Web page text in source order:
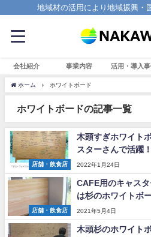
地域材の活用により地域振興・
会社紹介 事業内容 活用・導入事
ホーム ホワイトボード
ホワイトボードの記事一覧
店舗・飲食店
木頭すぎホワイト
スターさんで活躍！
2022年1月24日
店舗・飲食店
CAFE用のキャス
は杉のホワイトボ
2021年5月4日
木頭杉のホワイト